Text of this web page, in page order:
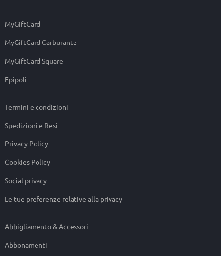
MyGiftCard
MyGiftCard Carburante
MyGiftCard Square
Epipoli
Termini e condizioni
Spedizioni e Resi
Privacy Policy
Cookies Policy
Social privacy
Le tue preferenze relative alla privacy
Abbigliamento & Accessori
Abbonamenti